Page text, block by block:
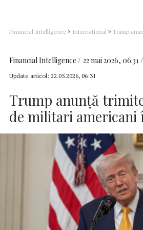
Financial Intelligence > International > Trump
Financial Intelligence 22 mai 2026, 06:31
Update articol: 22.05.2026, 06:31
Trump anunţă
de militari americani